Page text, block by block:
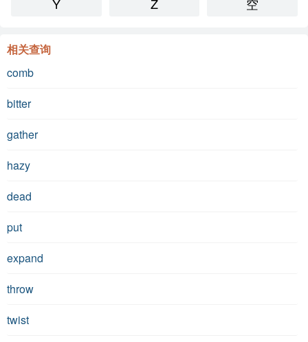
相关查询
comb
bitter
gather
hazy
dead
put
expand
throw
twist